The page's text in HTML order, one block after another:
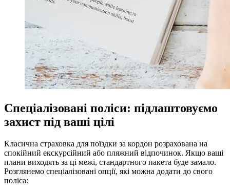
Спеціалізовані поліси: підлаштовуємо
захист під ваші цілі
Класична страховка для поїздки за кордон розрахована на
спокійний екскурсійний або пляжний відпочинок. Якщо ваші
плани виходять за ці межі, стандартного пакета буде замало.
Розглянемо спеціалізовані опції, які можна додати до свого
поліса: